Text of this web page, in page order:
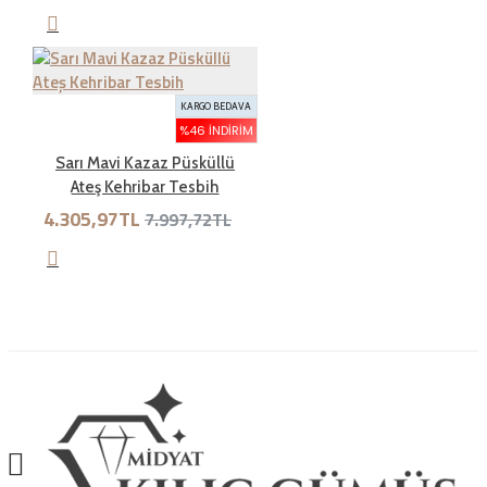
İadenizin kabul edilmesinin ardından iade bedelinin
hesabınıza yansıma süresi, bankanızın inisiyatifindedir.
Kredi kartına yapılan iadeler en geç 1 - 3 hafta içerisinde,
havale ile yapılan ödemeler ise en geç 1 hafta içerisinde
hesaba yansımaktadır.
Nasıl iade edeceğim?
bilgi verebilirsiniz..
KARGO BEDAVA
%46 İNDIRIM
Sarı Mavi Kazaz Püsküllü
Ateş Kehribar Tesbih
4.305,97TL 7.997,72TL